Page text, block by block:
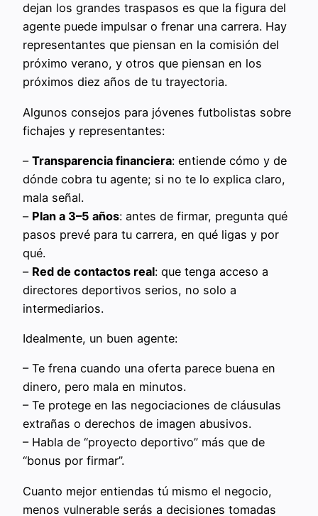
dejan los grandes traspasos es que la figura del
agente puede impulsar o frenar una carrera. Hay
representantes que piensan en la comisión del
próximo verano, y otros que piensan en los
próximos diez años de tu trayectoria.
Algunos consejos para jóvenes futbolistas sobre
fichajes y representantes:
– Transparencia financiera: entiende cómo y de
dónde cobra tu agente; si no te lo explica claro,
mala señal.
– Plan a 3–5 años: antes de firmar, pregunta qué
pasos prevé para tu carrera, en qué ligas y por
qué.
– Red de contactos real: que tenga acceso a
directores deportivos serios, no solo a
intermediarios.
Idealmente, un buen agente:
– Te frena cuando una oferta parece buena en
dinero, pero mala en minutos.
– Te protege en las negociaciones de cláusulas
extrañas o derechos de imagen abusivos.
– Habla de “proyecto deportivo” más que de
“bonus por firmar”.
Cuanto mejor entiendas tú mismo el negocio,
menos vulnerable serás a decisiones tomadas